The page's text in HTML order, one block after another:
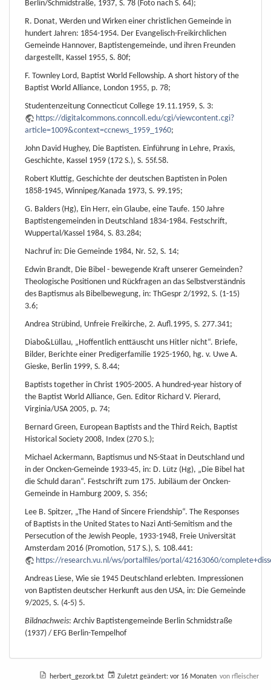
Berlin/Schmidstraße, 1937, S. 78 (Foto nach S. 64);
R. Donat, Werden und Wirken einer christlichen Gemeinde in
hundert Jahren: 1854-1954. Der Evangelisch-Freikirchlichen
Gemeinde Hannover, Baptistengemeinde, und ihren Freunden
dargestellt, Kassel 1955, S. 80f;
F. Townley Lord, Baptist World Fellowship. A short history of the
Baptist World Alliance, London 1955, p. 78;
Studentenzeitung Connecticut College 19.11.1959, S. 3:
https://digitalcommons.conncoll.edu/cgi/viewcontent.cgi?
article=1009&context=ccnews_1959_1960;
John David Hughey, Die Baptisten. Einführung in Lehre, Praxis,
Geschichte, Kassel 1959 (172 S.), S. 55f.58.
Robert Kluttig, Geschichte der deutschen Baptisten in Polen
1858-1945, Winnipeg/Kanada 1973, S. 99.195;
G. Balders (Hg), Ein Herr, ein Glaube, eine Taufe. 150 Jahre
Baptistengemeinden in Deutschland 1834-1984. Festschrift,
Wuppertal/Kassel 1984, S. 83.284;
Nachruf in: Die Gemeinde 1984, Nr. 52, S. 14;
Edwin Brandt, Die Bibel - bewegende Kraft unserer Gemeinden?
Theologische Positionen und Rückfragen an das Selbstverständnis
des Baptismus als Bibelbewegung, in: ThGespr 2/1992, S. (1-15)
3.6;
Andrea Strübind, Unfreie Freikirche, 2. Aufl.1995, S. 277.341;
Diabo&Lüllau, „Hoffentlich enttäuscht uns Hitler nicht“. Briefe,
Bilder, Berichte einer Predigerfamilie 1925-1960, hg. v. Uwe A.
Gieske, Berlin 1999, S. 8.44;
Baptists together in Christ 1905-2005. A hundred-year history of
the Baptist World Alliance, Gen. Editor Richard V. Pierard,
Virginia/USA 2005, p. 74;
Bernard Green, European Baptists and the Third Reich, Baptist
Historical Society 2008, Index (270 S.);
Michael Ackermann, Baptismus und NS-Staat in Deutschland und
in der Oncken-Gemeinde 1933-45, in: D. Lütz (Hg), „Die Bibel hat
die Schuld daran“. Festschrift zum 175. Jubiläum der Oncken-
Gemeinde in Hamburg 2009, S. 356;
Lee B. Spitzer, „The Hand of Sincere Friendship“. The Responses
of Baptists in the United States to Nazi Anti-Semitism and the
Persecution of the Jewish People, 1933-1948, Freie Universität
Amsterdam 2016 (Promotion, 517 S.), S. 108.441:
https://research.vu.nl/ws/portalfiles/portal/42163060/
Andreas Liese, Wie sie 1945 Deutschland erlebten. Impressionen
von Baptisten deutscher Herkunft aus den USA, in: Die Gemeinde
9/2025, S. (4-5) 5.
Bildnachweis: Archiv Baptistengemeinde Berlin Schmidstraße
(1937) / EFG Berlin-Tempelhof
herbert_gezork.txt Zuletzt geändert: vor 16 Monaten von rfleischer